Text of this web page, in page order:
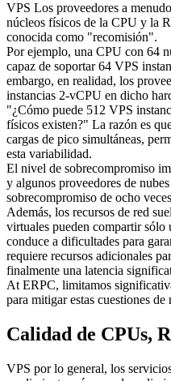
VPS Los proveedores a
núcleos físicos de la CPU y la
conocida como "recomisión".
Por ejemplo, una CPU con 64
capaz de soportar 64 VPS
embargo, en realidad, los
instancias 2-vCPU en dicho
"¿Cómo puede 512 VPS
físicos existen?" La razón es
cargas de pico simultáneas,
esta variabilidad.
El nivel de sobrecompromiso
y algunos proveedores de
sobrecompromiso de ocho
Además, los recursos de red
virtuales pueden compartir sólo
conduce a dificultades para
requiere recursos adicionales
finalmente una latencia
At ERPC, limitamos
para mitigar estas cuestiones de
Calidad de CPUs,
VPS por lo general, los